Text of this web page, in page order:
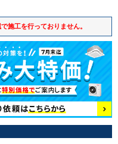
施工を行っておりません。